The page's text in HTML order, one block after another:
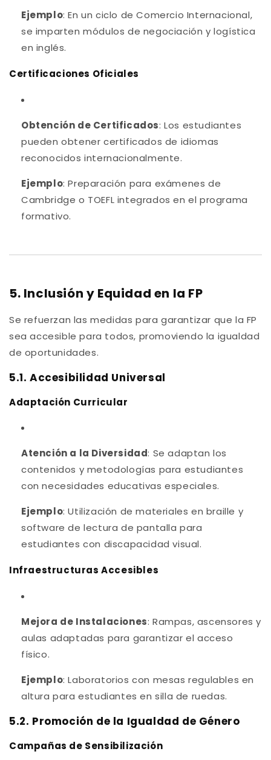
Ejemplo: En un ciclo de Comercio Internacional,
se imparten módulos de negociación y logística
en inglés.
Certificaciones Oficiales
Obtención de Certificados: Los estudiantes
pueden obtener certificados de idiomas
reconocidos internacionalmente.
Ejemplo: Preparación para exámenes de
Cambridge o TOEFL integrados en el programa
formativo.
5. Inclusión y Equidad en la FP
Se refuerzan las medidas para garantizar que la FP
sea accesible para todos, promoviendo la igualdad
de oportunidades.
5.1. Accesibilidad Universal
Adaptación Curricular
Atención a la Diversidad: Se adaptan los
contenidos y metodologías para estudiantes
con necesidades educativas especiales.
Ejemplo: Utilización de materiales en braille y
software de lectura de pantalla para
estudiantes con discapacidad visual.
Infraestructuras Accesibles
Mejora de Instalaciones: Rampas, ascensores y
aulas adaptadas para garantizar el acceso
físico.
Ejemplo: Laboratorios con mesas regulables en
altura para estudiantes en silla de ruedas.
5.2. Promoción de la Igualdad de Género
Campañas de Sensibilización